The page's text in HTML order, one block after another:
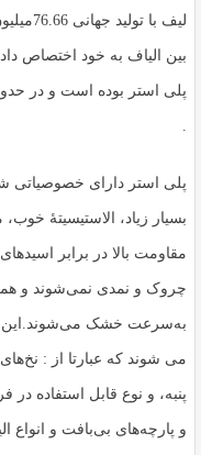
.
بسیار زیاد، الاستیسیتهٔ
مقاومت بالا در برابر
چروک و نمدی نمی‌شوند و
به‌سرعت خشک می‌شوند.این
می شوند که عبارتا از :
پنبه، و نوع قابل استفاده در
و پارچه‌های بی‌بافت و انواع